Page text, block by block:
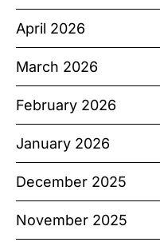
April 2026
March 2026
February 2026
January 2026
December 2025
November 2025